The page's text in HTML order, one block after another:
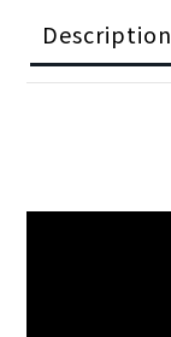
Description